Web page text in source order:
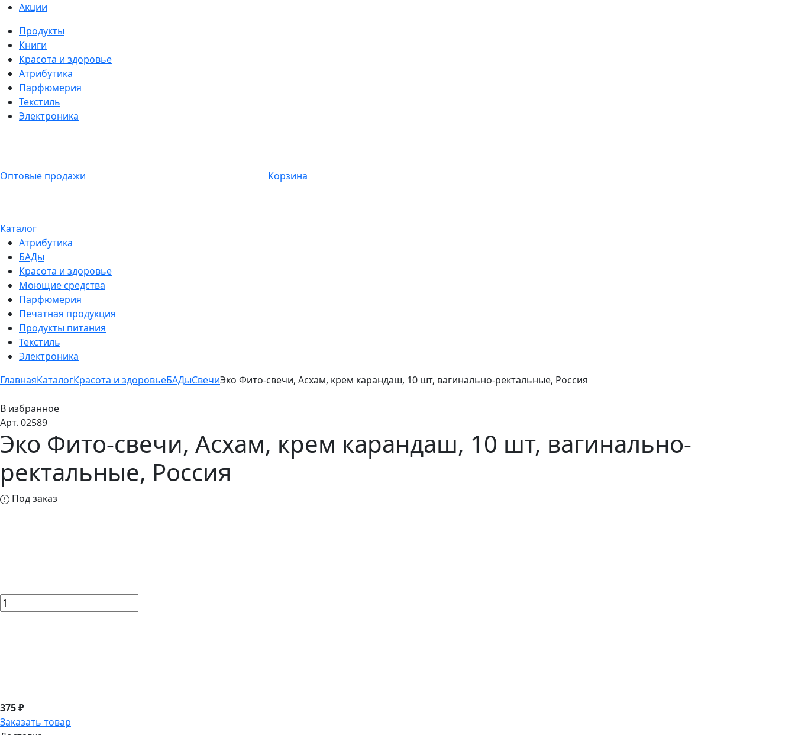
Акции
Продукты
Книги
Красота и здоровье
Атрибутика
Парфюмерия
Текстиль
Электроника
Оптовые продажи Корзина
Каталог
Атрибутика
БАДы
Красота и здоровье
Моющие средства
Парфюмерия
Печатная продукция
Продукты питания
Текстиль
Электроника
ГлавнаяКаталогКрасота и здоровьеБАДыСвечиЭко Фито-свечи, Асхам, крем карандаш, 10 шт, вагинально-ректальные, Россия
В избранное
Арт. 02589
Эко Фито-свечи, Асхам, крем карандаш, 10 шт, вагинально-
ректальные, Россия
Под заказ
375 ₽
Заказать товар